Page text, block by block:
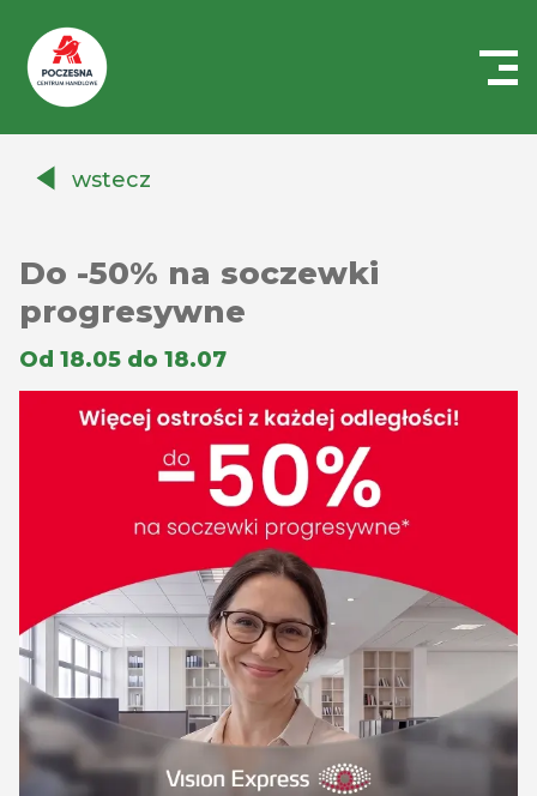
Auchanwstecz
Do -50% na soczewki
progresywne
Od 18.05 do 18.07